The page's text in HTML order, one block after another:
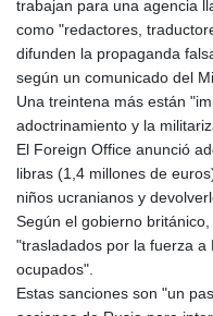
trabajan para una agencia
como "redactores,
difunden la propaganda
según un comunicado del
Una treintena más están
adoctrinamiento y la
El Foreign Office anunció
libras (1,4 millones de
niños ucranianos y
Según el gobierno
"trasladados por la fuerza
ocupados".
Estas sanciones son "un